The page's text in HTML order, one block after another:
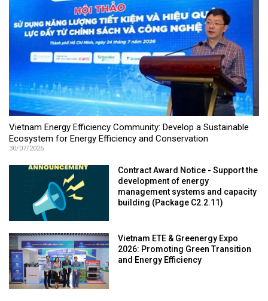
Vietnam Energy Efficiency Community: Develop a Sustainable
Ecosystem for Energy Efficiency and Conservation
30/07/2026
Contract Award Notice - Support the
development of energy
management systems and capacity
building (Package C2.2.11)
Vietnam ETE & Greenergy Expo
2026: Promoting Green Transition
and Energy Efficiency